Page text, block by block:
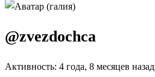
@zvezdochca
Активность: 4 года, 8 месяцев назад